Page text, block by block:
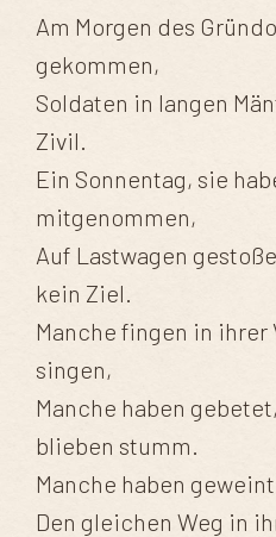
Am Morgen des
gekommen,
Soldaten in langen
Zivil.
Ein Sonnentag, sie
mitgenommen,
Auf Lastwagen
kein Ziel.
Manche fingen in ihrer
singen,
Manche haben
blieben stumm.
Manche haben
Den gleichen Weg in